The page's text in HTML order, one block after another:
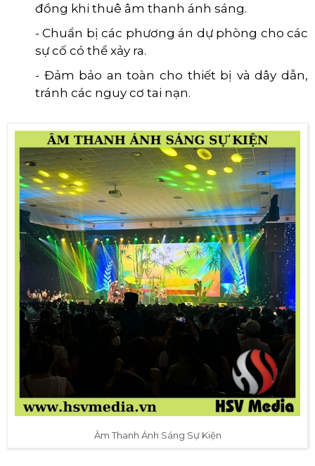
đồng khi thuê âm thanh ánh sáng.
- Chuẩn bị các phương án dự phòng cho các
sự cố có thể xảy ra.
- Đảm bảo an toàn cho thiết bị và dây dẫn,
tránh các nguy cơ tai nạn.
Âm Thanh Ánh Sáng Sự Kiện